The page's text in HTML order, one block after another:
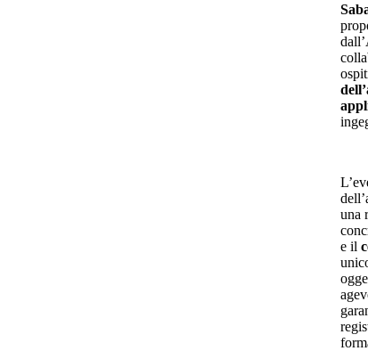
una
e il